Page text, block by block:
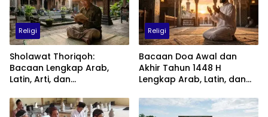
Religi
Sholawat Thoriqoh:
Bacaan Lengkap Arab,
Latin, Arti, dan
Religi
Bacaan Doa Awal dan
Akhir Tahun 1448 H
Lengkap Arab, Latin, dan
dan Keutamaannya